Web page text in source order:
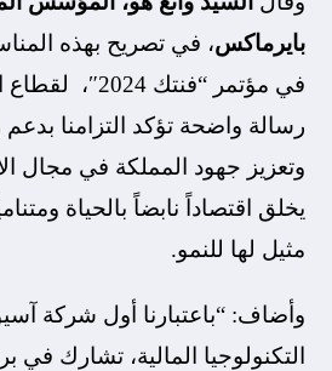
بايرماكس، في تصريح بهذه
في مؤتمر “فنتك
وتعزيز جهود المملكة في مجال
يخلق اقتصاداً نابضاً بالحياة
مثيل لها للنمو.
وأضاف: “باعتبارنا أول شركة
التكنولوجيا المالية، تشارك في